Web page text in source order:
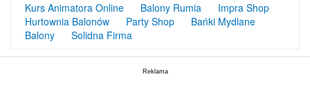
Kurs Animatora Online
Balony Rumia
Impra Shop
Hurtownia Balonów
Party Shop
Bańki Mydlane
Balony
Solidna Firma